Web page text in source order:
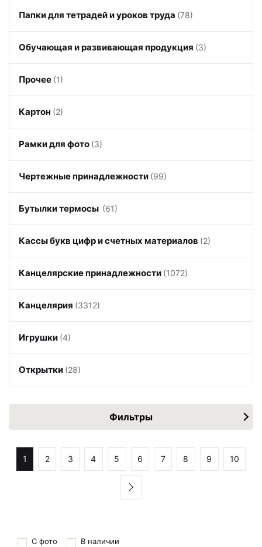
Папки для тетрадей и уроков труда (78)
Обучающая и развивающая продукция (3)
Прочее (1)
Картон (2)
Рамки для фото (3)
Чертежные принадлежности (99)
Бутылки термосы (61)
Кассы букв цифр и счетных материалов (2)
Канцелярские принадлежности (1072)
Канцелярия (3312)
Игрушки (4)
Открытки (28)
Фильтры
1 2 3 4 5 6 7 8 9 10
С фото В наличии